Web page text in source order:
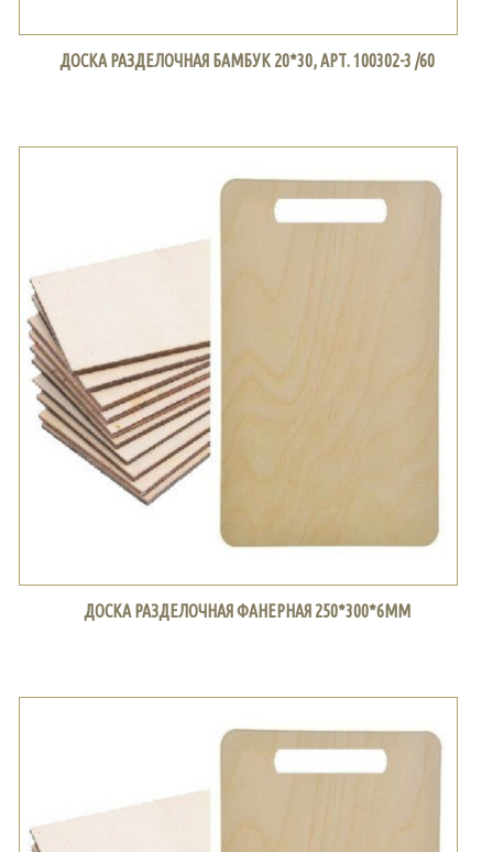
ДОСКА РАЗДЕЛОЧНАЯ БАМБУК 20*30, АРТ. 100302-3 /60
ДОСКА РАЗДЕЛОЧНАЯ ФАНЕРНАЯ 250*300*6ММ